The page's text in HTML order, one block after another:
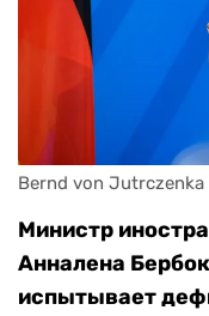
Bernd von Jutrczenka
Министр
Анналена
испытывает